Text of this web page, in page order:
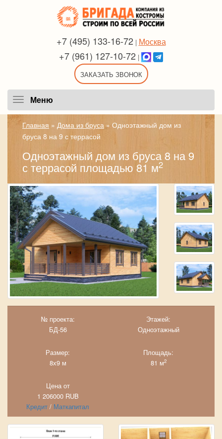
+7 (495) 133-16-72 | Москва
+7 (961) 127-10-72 |
ЗАКАЗАТЬ ЗВОНОК
Меню
Главная » Дома из бруса » Одноэтажный дом из
бруса 8 на 9 с террасой
Одноэтажный дом из бруса 8 на 9
с террасой площадью 81 м2
№ проекта:
БД-56
Этажей:
Одноэтажный
Размер:
8х9 м
Площадь:
81 м2
Цена от
1 206000 RUB
Кредит / Маткапитал